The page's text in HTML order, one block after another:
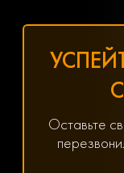
коврика под
Чтобы заказать
Emgrand EC7 (1)
заполнив
Хотите получить
специалист
8(800) 600-89-
мессенджер
решит любой
Оставьте